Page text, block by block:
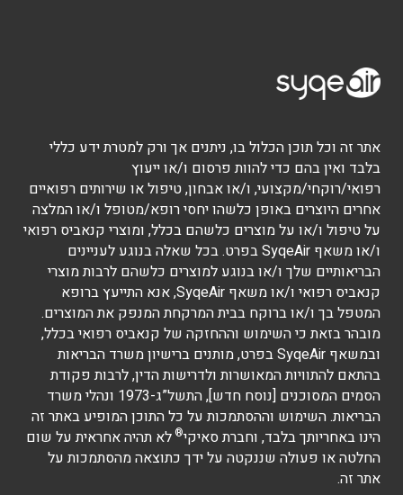
אתר זה וכל תוכן הכלול בו, ניתנים אך ורק למטרת ידע כללי
בלבד ואין בהם כדי להוות פרסום ו/או ייעוץ
רפואי/רוקחי/מקצועי, ו/או אבחון, טיפול או שירותים רפואיים
אחרים היוצרים באופן כלשהו יחסי רופא/מטופל ו/או המלצה
על טיפול ו/או על מוצרים כלשהם בכלל, ומוצרי קנאביס רפואי
ו/או משאף SyqeAir בפרט. בכל שאלה בנוגע לעניינים
הבריאותיים שלך ו/או בנוגע למוצרים כלשהם לרבות מוצרי
קנאביס רפואי ו/או משאף SyqeAir, אנא התייעץ ברופא
המטפל בך ו/או ברוקח בבית המרקחת המנפק את המוצרים.
מובהר בזאת כי השימוש וההחזקה של קנאביס רפואי בכלל,
ובמשאף SyqeAir בפרט, מותנים ברישיון משרד הבריאות
בהתאם להתוויות המאושרות ולדרישות הדין, לרבות פקודת
הסמים המסוכנים [נוסח חדש], התשל”ג-1973 ונהלי משרד
הבריאות. השימוש וההסתמכות על כל התוכן המופיע באתר זה
הינו באחריותך בלבד, וחברת סאיקי® לא תהיה אחראית על שום
החלטה או פעולה שננקטה על ידך כתוצאה מהסתמכות על
אתר זה.